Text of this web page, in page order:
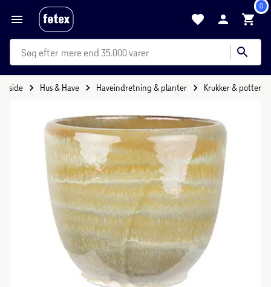
0
mere end 35.000 varer
Hus & Have Haveindretning & planter Krukker & potter